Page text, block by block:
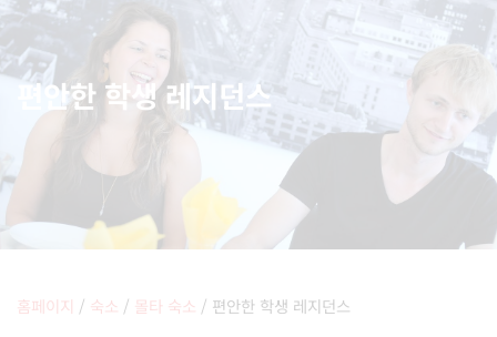
편안한 학생 레지던스
홈페이지 / 숙소 / 몰타 숙소 / 편안한 학생 레지던스